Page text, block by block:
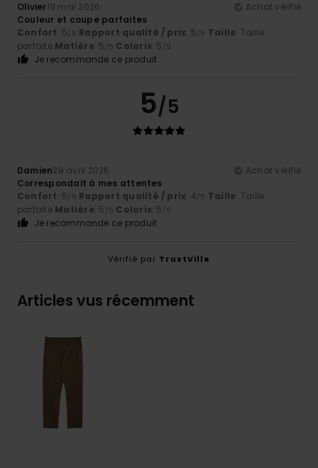
Olivier19 mai 2026
Achat vérifié
Couleur et coupe parfaites
Confort: 5/5 Rapport qualité / prix: 5/5 Taille: Taille
parfaite Matière: 5 /5 Coloris: 5 /5
Je recommande ce produit
5/5
Damien28 avril 2026
Achat vérifié
Correspondait à mes attentes
Confort: 5/5 Rapport qualité / prix: 4/5 Taille: Taille
parfaite Matière: 5 /5 Coloris: 5 /5
Je recommande ce produit
Vérifié par TrustVille
Articles vus récemment